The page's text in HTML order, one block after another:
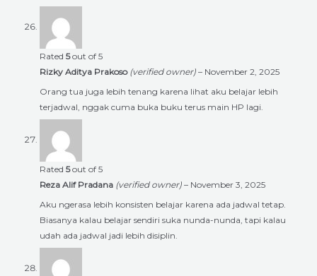
Rated 5out of 5
Rizky Aditya Prakoso (verified owner) – November 2, 2025
Orang tua juga lebih tenang karena lihat aku belajar lebih
terjadwal, nggak cuma buka buku terus main HP lagi.
Rated 5out of 5
Reza Alif Pradana (verified owner) – November 3, 2025
Aku ngerasa lebih konsisten belajar karena ada jadwal tetap.
Biasanya kalau belajar sendiri suka nunda-nunda, tapi kalau
udah ada jadwal jadi lebih disiplin.